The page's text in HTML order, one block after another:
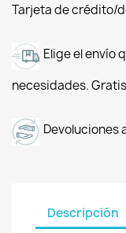
Tarjeta de crédito/
Elige el envío
necesidades.
Devoluciones
Descripción